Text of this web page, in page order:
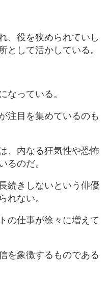
、役を狭められていし
して活かしている。
っている。
注目を集めているのも
、内なる狂気性や恐怖
のだ。
続きしないという俳優
ない。
の仕事が徐々に増えて
を象徴するものである